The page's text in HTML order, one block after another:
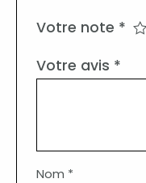
Votre note *
Votre avis *
Nom *